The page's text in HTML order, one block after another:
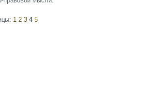
1 2 3 4 5